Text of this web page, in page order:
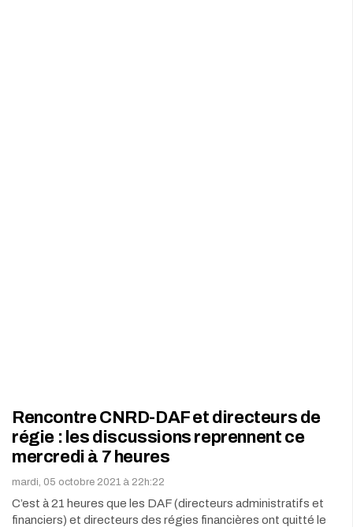
Rencontre CNRD-DAF et directeurs de
régie : les discussions reprennent ce
mercredi à 7 heures
mardi, 05 octobre 2021 à 22h:22
C’est à 21 heures que les DAF (directeurs administratifs et
financiers) et directeurs des régies financières ont quitté le